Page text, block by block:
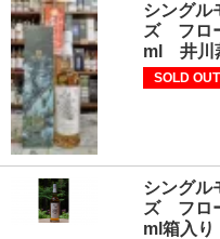
シング
ズ フロ
ml 井川
SOLD OUT
シング
ズ フロ
ml箱入